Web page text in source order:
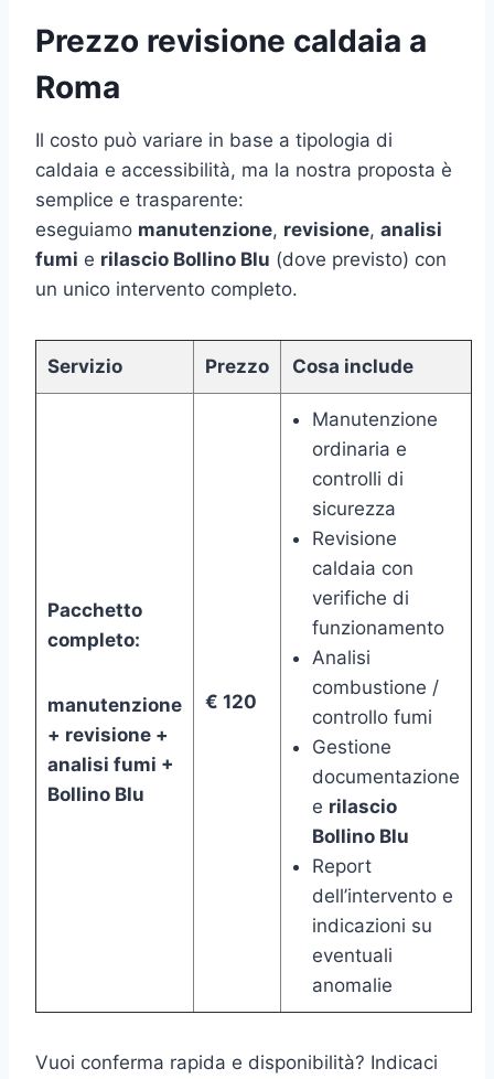
Prezzo revisione caldaia a
Roma
Il costo può variare in base a tipologia di
caldaia e accessibilità, ma la nostra proposta è
semplice e trasparente:
eseguiamo manutenzione, revisione, analisi
fumi e rilascio Bollino Blu (dove previsto) con
un unico intervento completo.
Servizio Prezzo Cosa include
Pacchetto
completo:
manutenzione
+ revisione +
analisi fumi +
Bollino Blu
€ 120
Manutenzione
ordinaria e
controlli di
sicurezza
Revisione
caldaia con
verifiche di
funzionamento
Analisi
combustione /
controllo fumi
Gestione
documentazione
e rilascio
Bollino Blu
Report
dell’intervento e
indicazioni su
eventuali
anomalie
Vuoi conferma rapida e disponibilità? Indicaci